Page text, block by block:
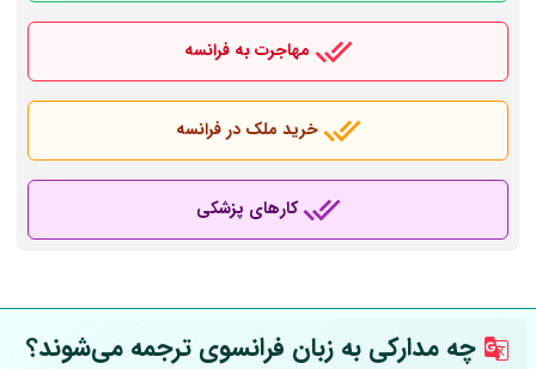
مهاجرت به فرانسه
خرید ملک در فرانسه
کارهای پزشکی
چه مدارکی به زبان فرانسوی ترجمه می‌شوند؟